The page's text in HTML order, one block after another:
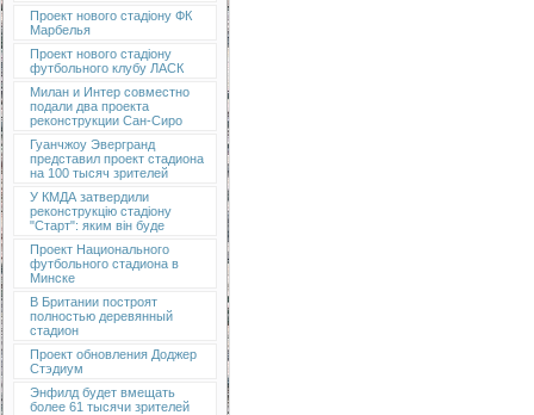
Проект нового стадіону ФК
Марбелья
Проект нового стадіону
футбольного клубу ЛАСК
Милан и Интер совместно
подали два проекта
реконструкции Сан-Сиро
Гуанчжоу Эвергранд
представил проект стадиона
на 100 тысяч зрителей
У КМДА затвердили
реконструкцію стадіону
"Старт": яким він буде
Проект Национального
футбольного стадиона в
Минске
В Британии построят
полностью деревянный
стадион
Проект обновления Доджер
Стэдиум
Энфилд будет вмещать
более 61 тысячи зрителей